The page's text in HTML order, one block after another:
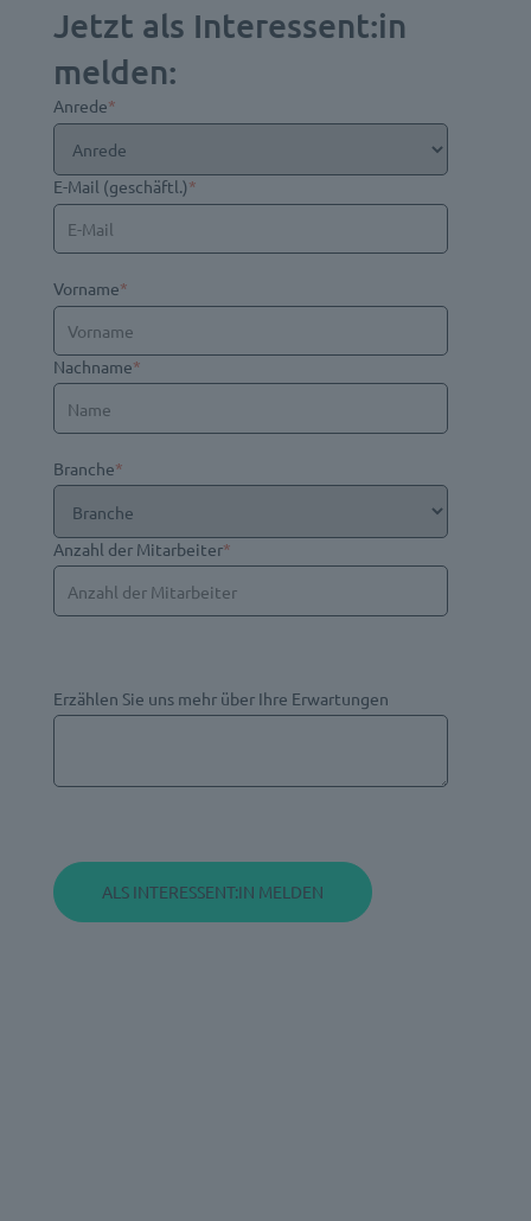
Jetzt als Interessent:in
melden:
Anrede*
E-Mail (geschäftl.)*
Vorname*
Nachname*
Branche*
Anzahl der Mitarbeiter*
Erzählen Sie uns mehr über Ihre Erwartungen